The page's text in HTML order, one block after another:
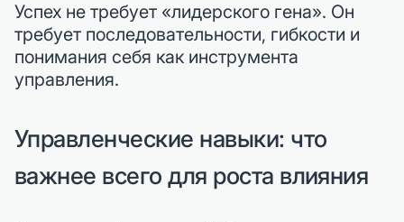
Успех не требует «лидерского гена». Он
требует последовательности, гибкости и
понимания себя как инструмента
управления.
Управленческие навыки: что
важнее всего для роста влияния